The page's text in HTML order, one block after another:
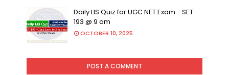
Daily LIS Quiz for UGC NET Exam :-SET-
193 @ 9 am
OCTOBER 10, 2025
POST A COMMENT